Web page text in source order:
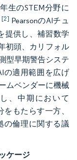
生のSTEM分野に
[2] PearsonのAIチュ
提供し、補習数学
初頭、カリフォル
型早期警告システ
の適用範囲を広げ
ムベンダーに機械
、中期において
もたらす一方、
の倫理に関する議
ケージ